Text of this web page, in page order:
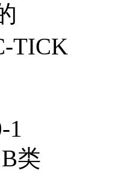
TICK
1
类